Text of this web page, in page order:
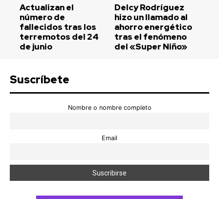
Actualizan el
número de
fallecidos tras los
terremotos del 24
de junio
Delcy Rodríguez
hizo un llamado al
ahorro energético
tras el fenómeno
del «Super Niño»
Suscríbete
Nombre o nombre completo
Email